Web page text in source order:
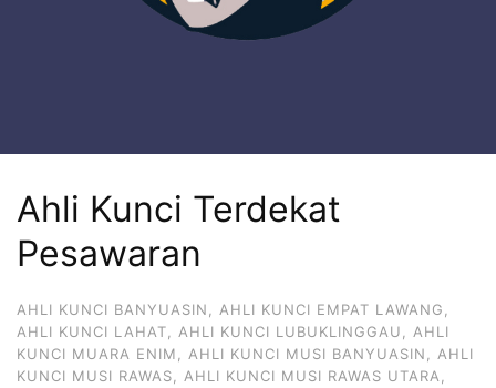
Ahli Kunci Terdekat
Pesawaran
AHLI KUNCI BANYUASIN, AHLI KUNCI EMPAT LAWANG,
AHLI KUNCI LAHAT, AHLI KUNCI LUBUKLINGGAU, AHLI
KUNCI MUARA ENIM, AHLI KUNCI MUSI BANYUASIN, AHLI
KUNCI MUSI RAWAS, AHLI KUNCI MUSI RAWAS UTARA,